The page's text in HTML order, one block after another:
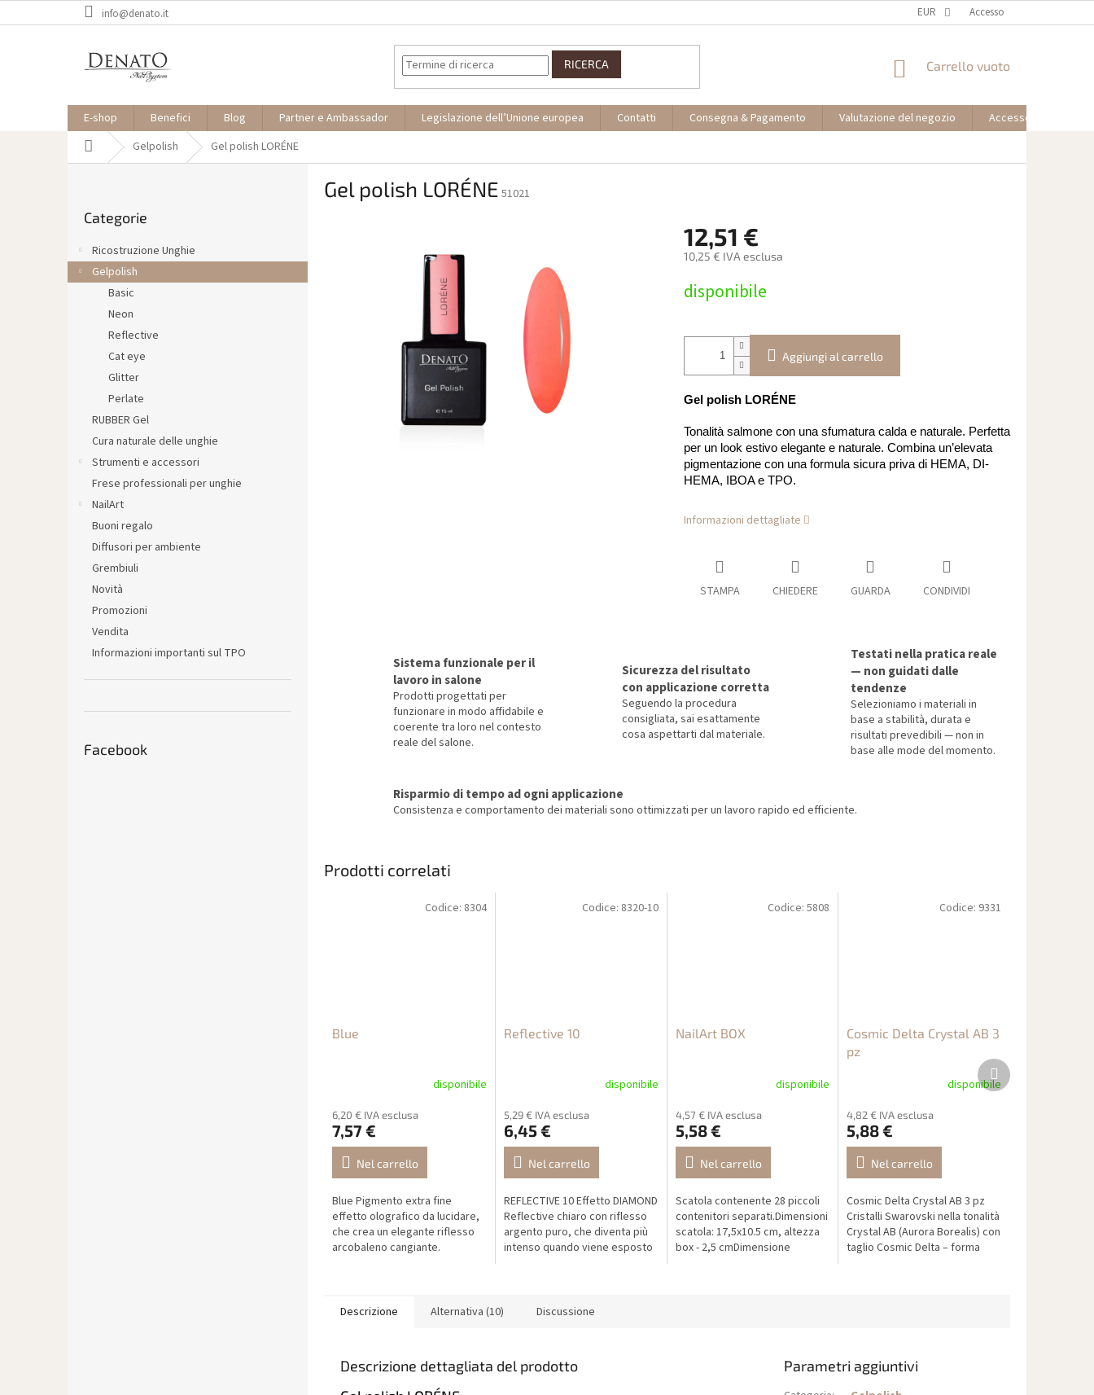
al
info@denato.it EUR Accesso
RICERCA
CARRELLO
SPESA
Carrello vuoto
E-shop Benefici Blog Partner e Ambassador Legislazione dell’Unione europea Contatti Consegna & Pagamento Valutazione del negozio
Accesso partner
Casa
Gelpolish Gel polish LORÉNE
l
a
le
Categorie
Ricostruzione Unghie
Gelpolish
Basic
Neon
Reflective
Cat eye
Glitter
Perlate
RUBBER Gel
Cura naturale delle unghie
Strumenti e accessori
Frese professionali per unghie
NailArt
Buoni regalo
Diffusori per ambiente
Grembiuli
Novità
Promozioni
Vendita
Informazioni importanti sul TPO
Facebook
Gel polish LORÉNE 51021
12,51 €
10,25 € IVA esclusa
della
disponibile
Aggiungi al carrello
Gel polish LORÉNE
Tonalità salmone con una sfumatura calda e naturale. Perfetta
per un look estivo elegante e naturale. Combina un’elevata
pigmentazione con una formula sicura priva di HEMA, DI-
HEMA, IBOA e TPO.
Informazioni dettagliate
STAMPA CHIEDERE GUARDA CONDIVIDI
Sistema funzionale per il
lavoro in salone
Prodotti progettati per
funzionare in modo affidabile e
coerente tra loro nel contesto
reale del salone.
Sicurezza del risultato
con applicazione corretta
Seguendo la procedura
consigliata, sai esattamente
cosa aspettarti dal materiale.
Testati nella pratica reale
— non guidati dalle
tendenze
Selezioniamo i materiali in
base a stabilità, durata e
risultati prevedibili — non in
base alle mode del momento.
Risparmio di tempo ad ogni applicazione
Consistenza e comportamento dei materiali sono ottimizzati per un lavoro rapido ed efficiente.
Prodotti correlati
Blue
disponibile
6,20 € IVA esclusa
7,57 €
Nel carrello
Blue Pigmento extra fine
effetto olografico da lucidare,
che crea un elegante riflesso
arcobaleno cangiante.
Codice: 8304
Reflective 10
disponibile
5,29 € IVA esclusa
6,45 €
Nel carrello
REFLECTIVE 10 Effetto DIAMOND
Reflective chiaro con riflesso
argento puro, che diventa più
intenso quando viene esposto
Codice: 8320-10
NailArt BOX
disponibile
4,57 € IVA esclusa
5,58 €
Nel carrello
Scatola contenente 28 piccoli
contenitori separati.Dimensioni
scatola: 17,5x10.5 cm, altezza
box - 2,5 cmDimensione
Codice:5808
Cosmic Delta Crystal AB 3
pz
disponibile
4,82 € IVA esclusa
5,88 €
Nel carrello
Cosmic Delta Crystal AB 3 pz
Cristalli Swarovski nella tonalità
Crystal AB (Aurora Borealis) con
taglio Cosmic Delta – forma
Codice: 9331
Prodotto
successivo
Descrizione Alternativa (10) Discussione
Descrizione dettagliata del prodotto
Parametri aggiuntivi